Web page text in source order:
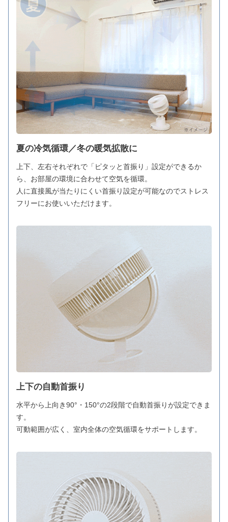
夏の冷気循環／冬の暖気拡散に
上下、左右それぞれで「ピタッと首振り」設定ができるか
ら、お部屋の環境に合わせて空気を循環。
人に直接風が当たりにくい首振り設定が可能なのでストレス
フリーにお使いいただけます。
上下の自動首振り
水平から上向き90°・150°の2段階で自動首振りが設定できま
す。
可動範囲が広く、室内全体の空気循環をサポートします。